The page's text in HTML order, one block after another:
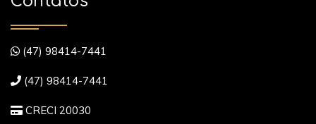
(47) 98414-7441
(47) 98414-7441
CRECI 20030